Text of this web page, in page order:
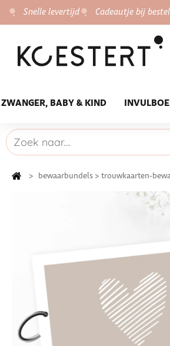
Snelle levertijd Cadeautje bij
ZWANGER, BABY & KIND
> bewaarbundels > trouwkaarten-